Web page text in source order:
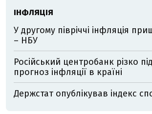
ІНФЛЯЦІЯ
У другому півріччі інфляція
– НБУ
Російський центробанк різко
прогноз інфляції в країні
Держстат опублікував індекс